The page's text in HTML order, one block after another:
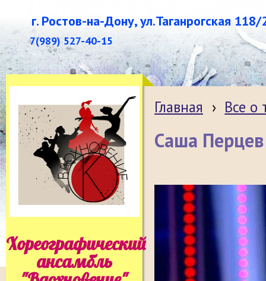
г. Ростов-на-Дону, ул.Таганрогская 118/
7(989) 527-40-15
Хореографический
ансамбль
Главная › Все о
Саша Перцев